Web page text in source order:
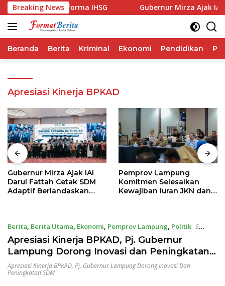
Langsung
ke
konten
Breaking News
Ungguli Performa IHSG Gubernur Mirza Ajak IAI
Beranda Berita Kriminal Ekonomi Pendidikan
Apresiasi Kinerja BPKAD
Gubernur Mirza Ajak IAI
Darul Fattah Cetak SDM
Adaptif Berlandaskan
Pemprov Lampung
Komitmen Selesaikan
Kewajiban Iuran JKN dan
Berita, Berita Utama, Ekonomi, Pemprov Lampung, Politik 9
Januari 2025
Apresiasi Kinerja BPKAD, Pj. Gubernur
Lampung Dorong Inovasi dan Peningkatan
SDM
Apresiasi Kinerja BPKAD, Pj. Gubernur Lampung Dorong Inovasi Dan
Peningkatan SDM